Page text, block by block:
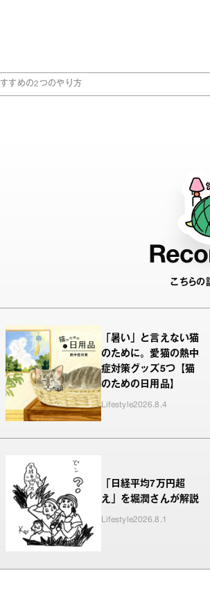
すめの2つのやり方
こちらの
「暑い」と言えない猫
のために。愛猫の熱中
症対策グッズ5つ【猫
のための日用品】
Lifestyle2026.8.4
「日経平均7万円超
え」を堀潤さんが解説
Lifestyle2026.8.1